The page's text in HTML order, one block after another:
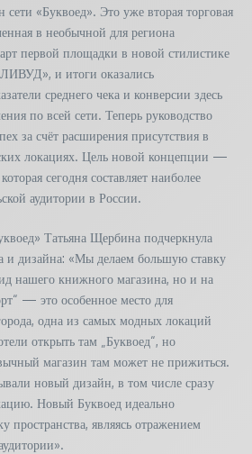
«Буквоед». Это уже вторая торговая
в необычной для региона
первой площадки в новой стилистике
и итоги оказались
среднего чека и конверсии здесь
по всей сети. Теперь руководство
за счёт расширения присутствия в
локациях. Цель новой концепции —
сегодня составляет наиболее
аудитории в России.
Татьяна Щербина подчеркнула
и дизайна: «Мы делаем большую ставку
нашего книжного магазина, но и на
— это особенное место для
одна из самых модных локаций
открыть там „Буквоед“, но
магазин там может не прижиться.
новый дизайн, в том числе сразу
Новый Буквоед идеально
пространства, являясь отражением